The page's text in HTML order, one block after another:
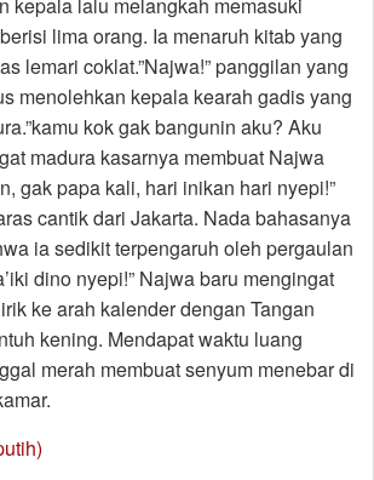
lima orang. Ia menaruh kitab yang
lemari coklat.”Najwa!” panggilan yang
menolehkan kepala kearah gadis yang
kok gak bangunin aku? Aku
madura kasarnya membuat Najwa
gak papa kali, hari inikan hari nyepi!”
cantik dari Jakarta. Nada bahasanya
ia sedikit terpengaruh oleh pergaulan
dino nyepi!” Najwa baru mengingat
ke arah kalender dengan Tangan
kening. Mendapat waktu luang
merah membuat senyum menebar di